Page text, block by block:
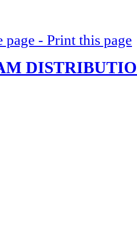
- Print this page